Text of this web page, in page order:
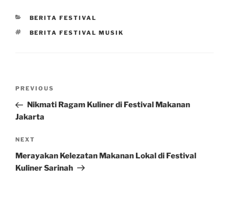
CATEGORIES
BERITA FESTIVAL
TAGS
BERITA FESTIVAL MUSIK
Previous
Post
PREVIOUS
Nikmati Ragam Kuliner di Festival Makanan
Jakarta
Next
Post
NEXT
Merayakan Kelezatan Makanan Lokal di Festival
Kuliner Sarinah